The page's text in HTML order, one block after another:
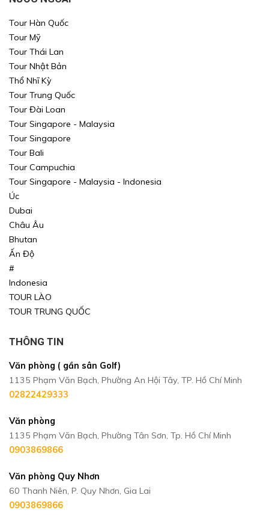
Xin mời Quý khách chọn thông tin cần tìm kiếm
Chọn nơi đi
Chọn nơi đến
Xin mời Quý khách chọn thông tin cần tìm kiếm
Chọn nơi đi
Chọn nơi đến
Xin mời Quý khách chọn thông tin cần tìm kiếm
Chọn khu vực
Chọn loại
Tour Hàn Quốc
Tour Mỹ
Tour Thái Lan
Tour Nhật Bản
Thổ Nhĩ Kỳ
Tour Trung Quốc
Tour Đài Loan
Tour Singapore - Malaysia
Tour Singapore
Tour Bali
Tour Campuchia
Tour Singapore - Malaysia - Indonesia
Úc
Dubai
Châu Âu
Bhutan
Ấn Độ
#
Indonesia
TOUR LÀO
TOUR TRUNG QUỐC
THÔNG TIN
Văn phòng ( gần sân Golf)
1135 Phạm Văn Bạch, Phường An Hội Tây, TP. Hồ Chí Minh
02822429333
Văn phòng
1135 Phạm Văn Bạch, Phường Tân Sơn, Tp. Hồ Chí Minh
0903869866
Văn phòng Quy Nhơn
60 Thanh Niên, P. Quy Nhơn, Gia Lai
0903869866